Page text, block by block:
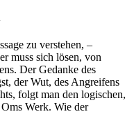
zu verstehen, –
muss sich lösen, von
Der Gedanke des
der Wut, des Angreifens
folgt man den logischen,
Werk. Wie der